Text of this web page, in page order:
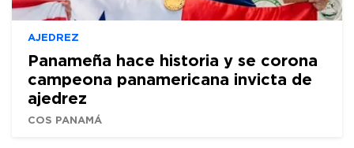
AJEDREZ
Panameña hace historia y se corona
campeona panamericana invicta de
ajedrez
COS PANAMÁ